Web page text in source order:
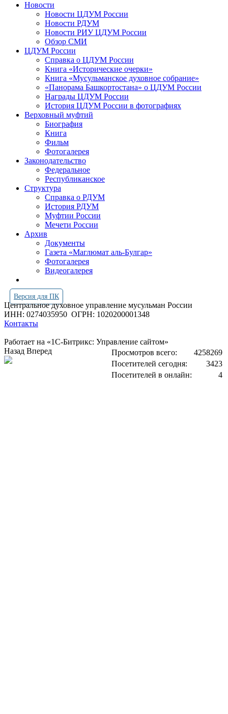
Новости
Новости ЦДУМ России
Новости РДУМ
Новости РИУ ЦДУМ России
Обзор СМИ
ЦДУМ России
Справка о ЦДУМ России
Книга «Исторические очерки»
Книга «Мусульманское духовное собрание»
«Панорама Башкортостана» о ЦДУМ России
Награды ЦДУМ России
История ЦДУМ России в фотографиях
Верховный муфтий
Биография
Книга
Фильм
Фотогалерея
Законодательство
Федеральное
Республиканское
Структура
Справка о РДУМ
История РДУМ
Муфтии России
Мечети России
Архив
Документы
Газета «Маглюмат аль-Булгар»
Фотогалерея
Видеогалерея
Версия для ПК
Центральное духовное управление мусульман России
ИНН: 0274035950 ОГРН: 1020200001348
Контакты
Работает на «1С-Битрикс: Управление сайтом»
Просмотров всего:
4258269
Посетителей сегодня:
3423
Посетителей в онлайн:
4
Назад Вперед